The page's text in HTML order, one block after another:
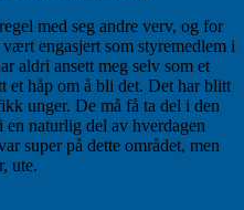
med seg andre verv, og for
engasjert som styremedlem i
aldri ansett meg selv som et
et håp om å bli det. Det har blitt
unger. De må få ta del i den
naturlig del av hverdagen
super på dette området, men
ute.